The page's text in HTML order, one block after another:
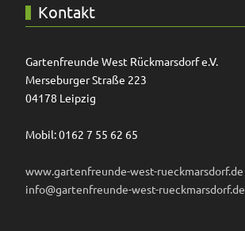
Kontakt
Gartenfreunde West Rückmarsdorf e.V.
Merseburger Straße 223
04178 Leipzig
Mobil: 0162 7 55 62 65
www.gartenfreunde-west-rueckmarsdorf.de
info@gartenfreunde-west-rueckmarsdorf.de